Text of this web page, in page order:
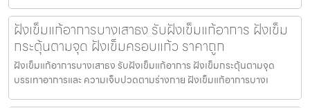
ฝังเข็มแก้อาการบางเสาธง รับฝังเข็มแก้อาการ ฝังเข็ม
กระตุ้นตามจุด ฝังเข็มครอบแก้ว ราคาถูก
ฝังเข็มแก้อาการบางเสาธง รับฝังเข็มแก้อาการ ฝังเข็มกระตุ้นตามจุด
บรรเทาอาการและ ความเจ็บปวดตามร่างกาย ฝังเข็มแก้อาการบางเ